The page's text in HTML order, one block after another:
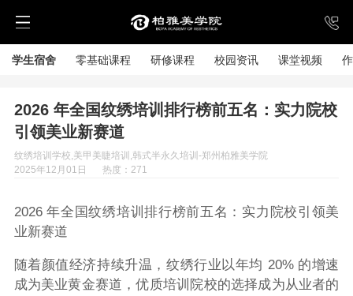
学生宿舍 零基础课程 研修课程 校园资讯 课堂视频
2026 年全国纹绣培训排行榜前五名：实力院校
引领美业新赛道
纹绣培训学校,美甲美睫培训,韩式半永久培训-郑州柏雅美学院
2025年12月01日
热度：271
2026 年全国纹绣培训排行榜前五名：实力院校引领美
业新赛道
随着颜值经济持续升温，纹绣行业以年均 20% 的增速
成为美业黄金赛道，优质培训院校的选择成为从业者的